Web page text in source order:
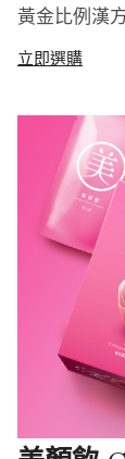
黃金比例漢
立即選購